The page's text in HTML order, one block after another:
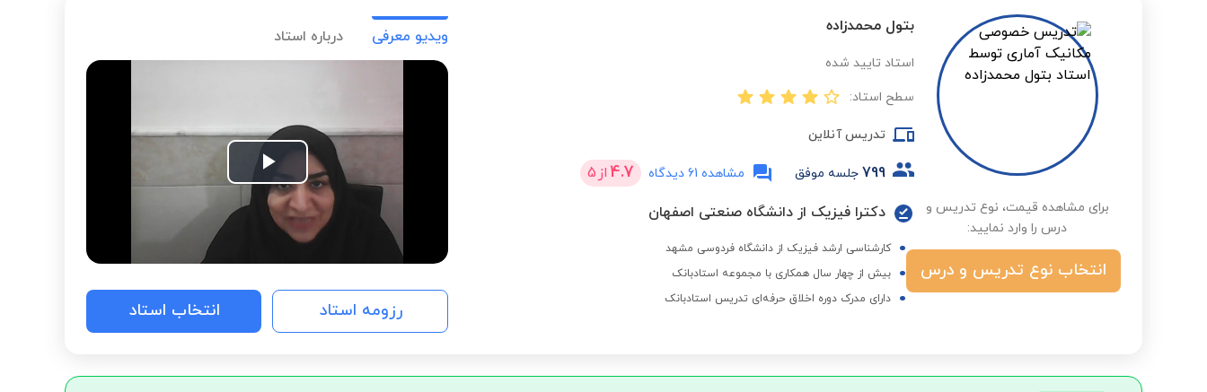
برای مشاهده قیمت، نوع تدریس و
درس را وارد نمایید:
انتخاب نوع تدریس و درس
بتول محمدزاده
استاد تایید شده
سطح استاد:
تدریس آنلاین
799 جلسه موفق مشاهده 61 دیدگاه 4.7 از 5
دکترا فیزیک از دانشگاه صنعتی اصفهان
کارشناسی ارشد فیزیک از دانشگاه فردوسی مشهد
بیش از چهار سال همکاری با مجموعه استادبانک
دارای مدرک دوره اخلاق حرفه‌ای تدریس استادبانک
ویدیو معرفی درباره استاد
Play
Video
رزومه استاد انتخاب استاد